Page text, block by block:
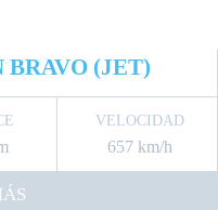
BRAVO (JET)
VELOCIDAD
657 km/h